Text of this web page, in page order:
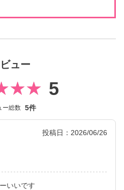
ュー
5
ー総数 5件
投稿日：2026/06/26
いいです